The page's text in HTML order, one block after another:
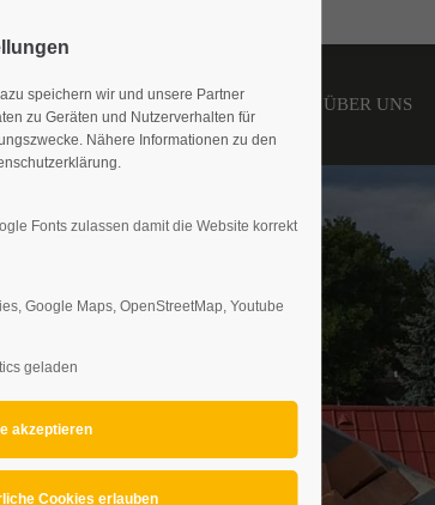
UNSERE LEISTUNGEN ÜBER UNS
speichern wir und unsere Partner
zu Geräten und Nutzerverhalten für
Nähere Informationen zu den
Fonts zulassen damit die Website korrekt
Google Maps, OpenStreetMap, Youtube
geladen